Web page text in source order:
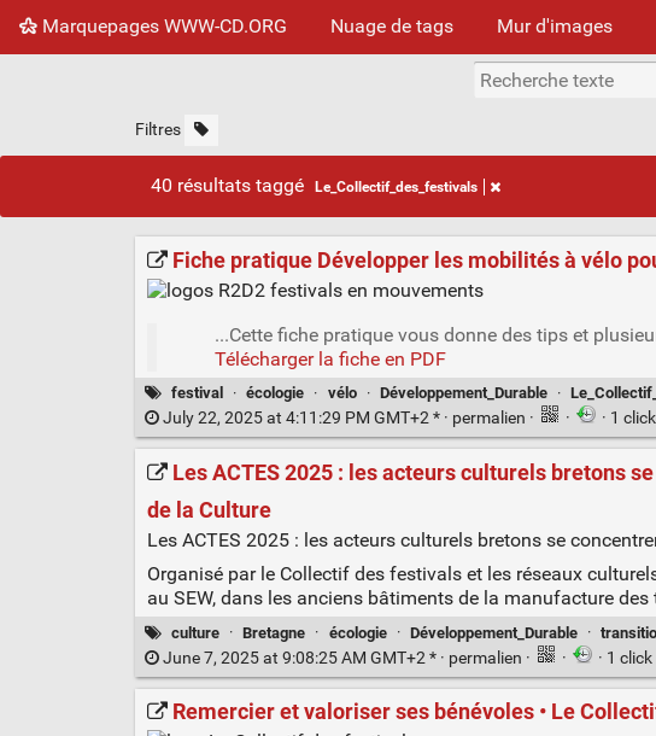
Marquepages WWW-CD.ORG Nuage de tags Mur d'images
Filtres
40 résultats taggé Le_Collectif_des_festivals
Fiche pratique Développer les mobilités à vélo
...Cette fiche pratique vous donne des tips et
Télécharger la fiche en PDF
festival · écologie · vélo · Développement_Durable ·
July 22, 2025 at 4:11:29 PM GMT+2 * · permalien · · · 1 click
Les ACTES 2025 : les acteurs culturels bretons
de la Culture
Les ACTES 2025 : les acteurs culturels bretons se
Organisé par le Collectif des festivals et les réseaux
au SEW, dans les anciens bâtiments de la manufacture des
culture · Bretagne · écologie · Développement_Durable ·
June 7, 2025 at 9:08:25 AM GMT+2 * · permalien · · · 1 click
Remercier et valoriser ses bénévoles • Le